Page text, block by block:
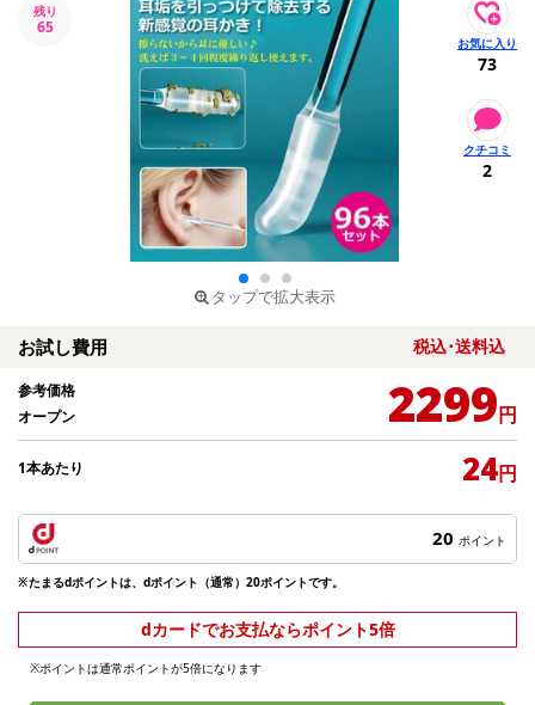
残り
65
タップで拡大表示
73
2
お試し費用 税込･送料込
参考価格
オープン
2299円
1本あたり 24円
20 ポイント
※たまるdポイントは、dポイント（通常）20ポイントです。
dカードでお支払ならポイント5倍
※ポイントは通常ポイントが5倍になります